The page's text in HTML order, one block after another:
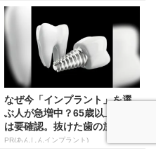
なぜ今「インプラント」を選
ぶ人が急増中？65歳以上の方
は要確認。抜けた歯の放置
は...
PR(あんしんインプラント)